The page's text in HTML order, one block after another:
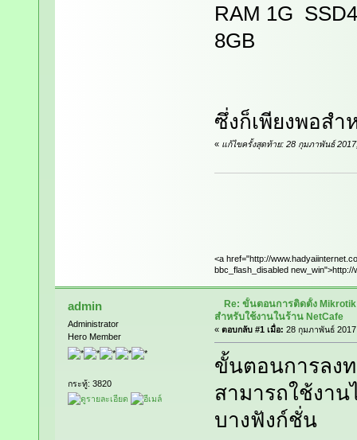
RAM 1G
8GB
ซึ่งก็เพียงพอสำ
« แก้ไขครั้งสุดท้าย: 28 กุมภาพันธ์
<a href="http://
bbc_flash_disabled
admin
Administrator
Hero Member
กระทู้: 3820
Re: ขั้นตอนการติดตั้ง
สำหรับใช้งานในร้าน NetCafe
« ตอบกลับ #1 เมื่อ: 28 กุมภาพันธ์
ขั้นตอนการลงท
สามารถใช้งา
บางฟังก์ชั่น